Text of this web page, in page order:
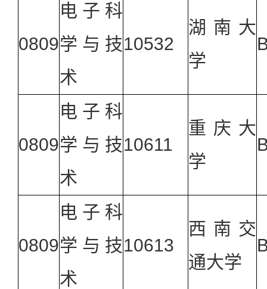
0809
电子科
学与技
术
10532
湖南大
学
0809
电子科
学与技
术
10611
重庆大
学
0809
电子科
学与技
术
10613
西南交
通大学